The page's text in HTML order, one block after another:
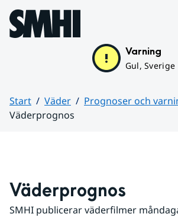
Hoppa till sidans innehåll
Varning
Gul, Sverige
Start Väder
Prognoser och
Väderprognos
Väderprognos
SMHI publicerar väderfilmer